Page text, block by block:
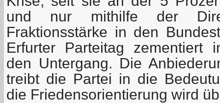
und nur mithilfe der
Fraktionsstärke in den
Erfurter Parteitag zementiert
den Untergang. Die
treibt die Partei in die
die Friedensorientierung wird